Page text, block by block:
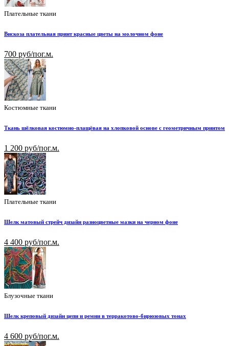
Плательные ткани
Вискоза плательная принт красные цветы на молочном фоне
700 руб/пог.м.
Костюмные ткани
Ткань шёлковая костюмно-плащёвая на хлопковой основе с геометричным принтом
1 200 руб/пог.м.
Плательные ткани
Шелк матовый стрейч дизайн разноцветные мазки на черном фоне
4 400 руб/пог.м.
Блузочные ткани
Шелк креповый дизайн цепи и ремни в терракотово-бирюзовых тонах
4 600 руб/пог.м.